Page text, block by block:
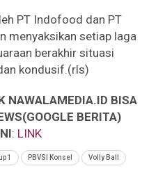
PT Indofood dan PT
menyaksikan setiap laga
berakhir situasi
kondusif.(rls)
NAWALAMEDIA.ID BISA
BERITA)
: LINK
1 PBVSI Konsel Volly Ball